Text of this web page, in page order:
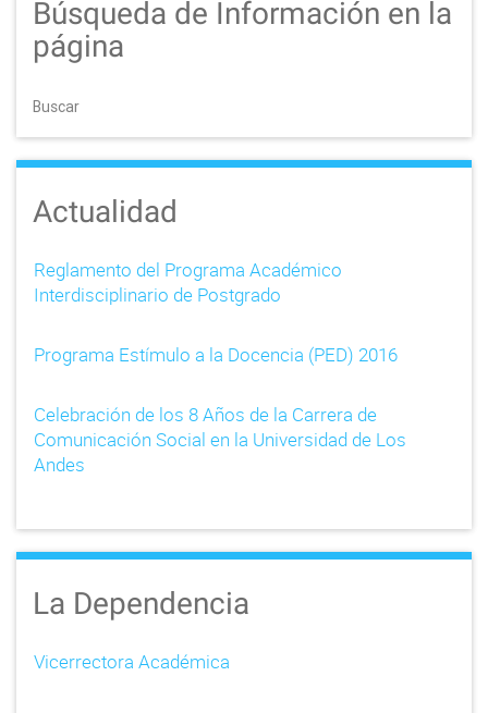
n
a
v
i
g
a
n
Búsqueda de Información en la
página
Buscar
Actualidad
Reglamento del Programa Académico
Interdisciplinario de Postgrado
Programa Estímulo a la Docencia (PED) 2016
Celebración de los 8 Años de la Carrera de
Comunicación Social en la Universidad de Los
Andes
La Dependencia
Vicerrectora Académica